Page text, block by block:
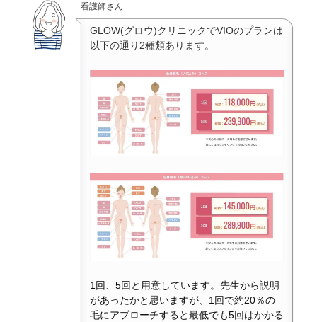
看護師さん
GLOW(グロウ)クリニックでVIOのプランは
以下の通り2種類あります。
1回、5回と用意しています。先生から説明
があったかと思いますが、1回で約20％の
毛にアプローチすると最低でも5回はかかる